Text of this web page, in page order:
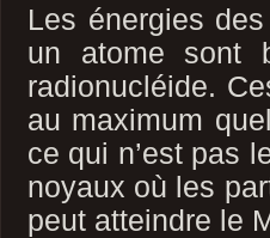
Les énergies
un atome sont
radionucléide.
au maximum
ce qui n’est pas
noyaux où les
peut atteindre le